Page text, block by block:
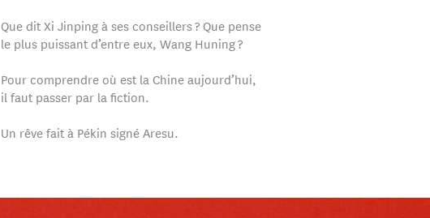
Que dit Xi Jinping à ses conseillers ? Que pense
le plus puissant d’entre eux, Wang Huning ?
Pour comprendre où est la Chine aujourd’hui,
il faut passer par la fiction.
Un rêve fait à Pékin signé Aresu.